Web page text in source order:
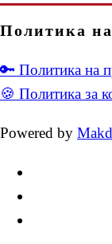
Политика
🔑 Политика на
🍪 Политика за
Powered by